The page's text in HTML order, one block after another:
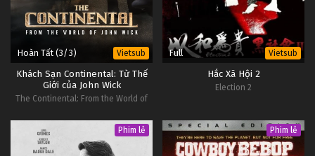
Hoàn Tất (3/3) Vietsub
Khách Sạn Continental: Từ Thế
Giới của John Wick
The Continental: From the World of
Full Vietsub
Hắc Xã Hội 2
Election 2
Phim lẻ Phim lẻ